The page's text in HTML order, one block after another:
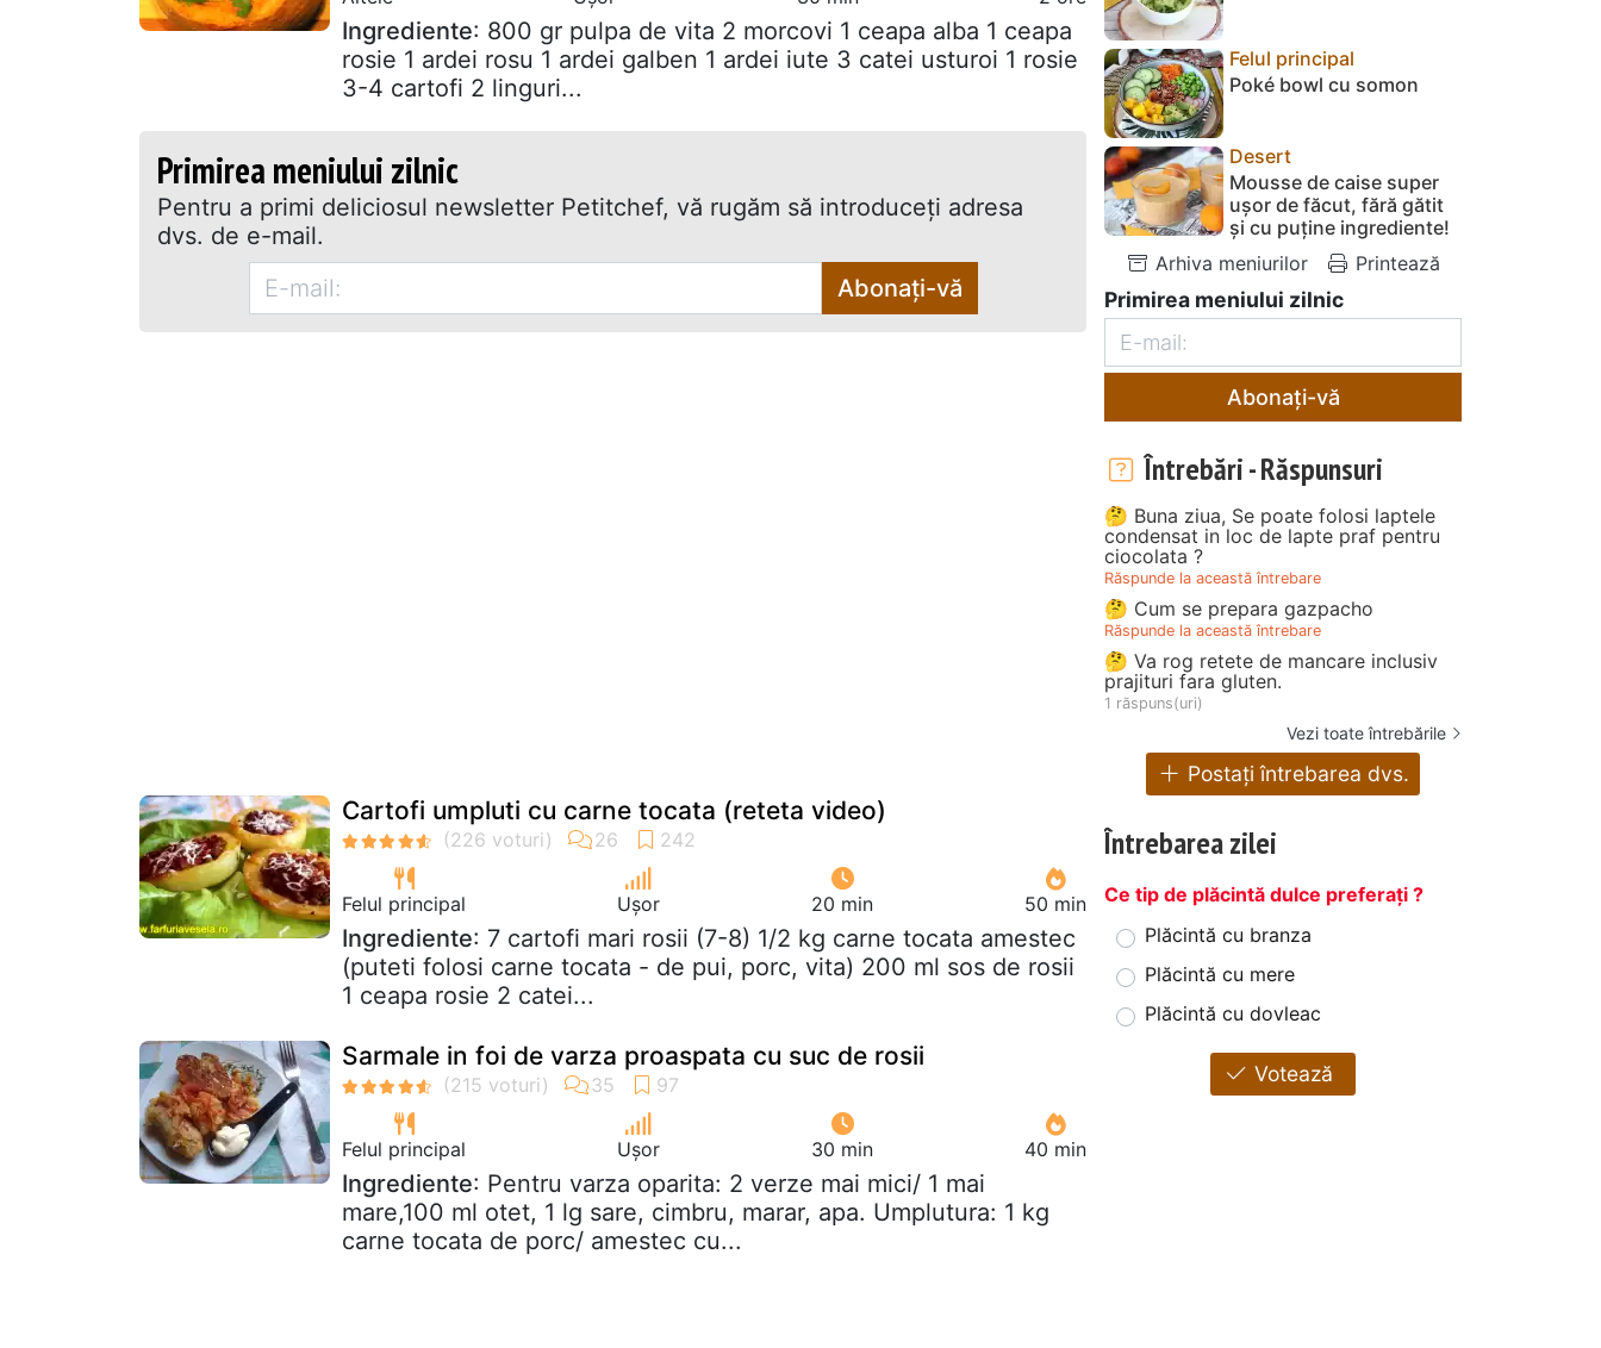
Ingrediente: 800 gr pulpa de vita 2 morcovi 1 ceapa alba 1 ceapa
rosie 1 ardei rosu 1 ardei galben 1 ardei iute 3 catei usturoi 1 rosie
3-4 cartofi 2 linguri...
Primirea meniului zilnic
Pentru a primi deliciosul newsletter Petitchef, vă rugăm să introduceţi adresa
dvs. de e-mail.
Abonați-vă
Cartofi umpluti cu carne tocata (reteta video)
Felul principal Ușor 20 min 50 min
Ingrediente: 7 cartofi mari rosii (7-8) 1/2 kg carne tocata amestec
(puteti folosi carne tocata - de pui, porc, vita) 200 ml sos de rosii
1 ceapa rosie 2 catei...
Sarmale in foi de varza proaspata cu suc de rosii
Felul principal Ușor 30 min 40 min
Ingrediente: Pentru varza oparita: 2 verze mai mici/ 1 mai
mare,100 ml otet, 1 lg sare, cimbru, marar, apa. Umplutura: 1 kg
carne tocata de porc/ amestec cu...
Felul principal
Poké bowl cu somon
Desert
Mousse de caise super
ușor de făcut, fără gătit
și cu puține ingrediente!
Arhiva meniurilor
Printează
Primirea meniului zilnic
Abonați-vă
Întrebări - Răspunsuri
🤔 Buna ziua, Se poate folosi laptele
condensat in loc de lapte praf pentru
ciocolata ?
Răspunde la această întrebare
🤔 Cum se prepara gazpacho
Răspunde la această întrebare
🤔 Va rog retete de mancare inclusiv
prajituri fara gluten.
1 răspuns(uri)
Vezi toate întrebările
Postați întrebarea dvs.
Întrebarea zilei
Ce tip de plăcintă dulce preferați ?
Plăcintă cu branza
Plăcintă cu mere
Plăcintă cu dovleac
Votează